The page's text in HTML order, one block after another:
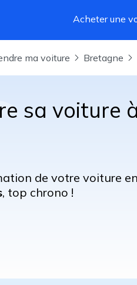
Acheter une
ma voiture Bretagne
sa voiture
de votre voiture en
, top chrono !